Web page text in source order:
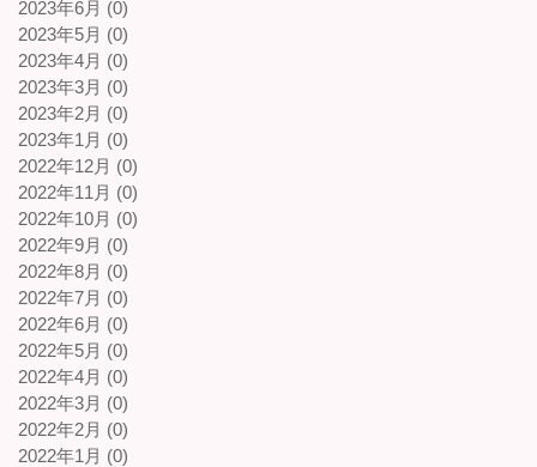
2023年6月 (0)
2023年5月 (0)
2023年4月 (0)
2023年3月 (0)
2023年2月 (0)
2023年1月 (0)
2022年12月 (0)
2022年11月 (0)
2022年10月 (0)
2022年9月 (0)
2022年8月 (0)
2022年7月 (0)
2022年6月 (0)
2022年5月 (0)
2022年4月 (0)
2022年3月 (0)
2022年2月 (0)
2022年1月 (0)